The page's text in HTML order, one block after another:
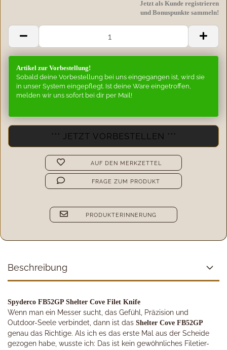
Jetzt als Kunde registrieren
und Bonuspunkte sammeln!
Artikel zur Vorbestellung!
Sobald deine Vorbestellung bei uns eingegangen ist, wird sie
in unser System eingepflegt. Ist deine Ware eingetroffen,
melden wir uns sofort bei dir per Mail!
AUF DEN MERKZETTEL
FRAGE ZUM PRODUKT
PRODUKTERINNERUNG
Beschreibung
Spyderco FB52GP Shelter Cove Filet Knife
Wenn man ein Messer sucht, das Gefühl, Präzision und
Outdoor-Seele verbindet, dann ist das Shelter Cove FB52GP
genau das Richtige. Als ich es das erste Mal aus der Scheide
gezogen habe, wusste ich: Das ist kein gewöhnliches Filetier-